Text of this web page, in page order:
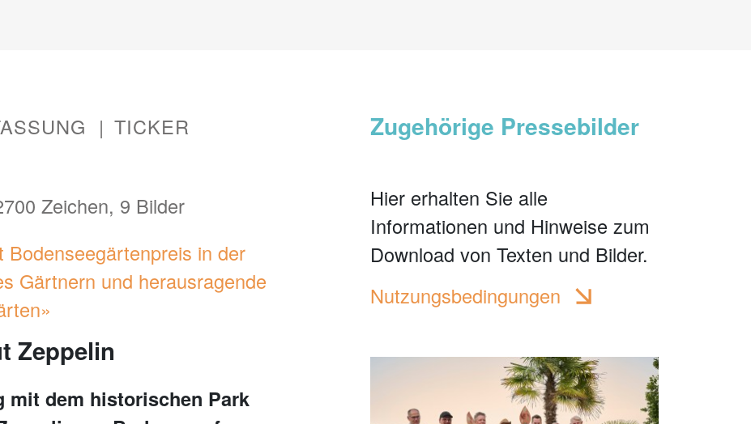
TICKER
Zeichen, 9 Bilder
in der
Gärtnern und herausragende
Zeppelin
mit dem historischen Park
Zugehörige Pressebilder
Hier erhalten Sie alle
Informationen und Hinweise zum
Download von Texten und Bilder.
Nutzungsbedingungen